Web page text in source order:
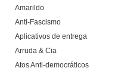
Amarildo
Anti-Fascismo
Aplicativos de entrega
Arruda & Cia
Atos Anti-democráticos